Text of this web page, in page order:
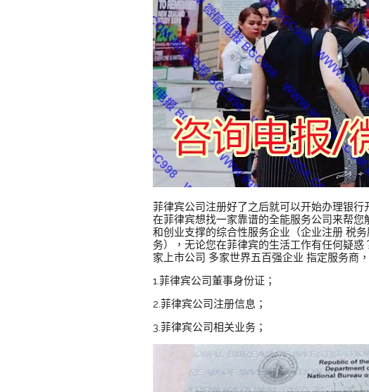
菲律宾公司注册好了之后就可以开始办理银
在菲律宾想找一家靠谱的全能服务公司来帮
和创业支撑的综合性服务企业（企业注册 税
务），无论您在菲律宾的生活工作有任何疑
家上市公司 多家世界五百强企业 指定服务商
1.菲律宾公司董事身份证；
2.菲律宾公司注册信息；
3.菲律宾公司相关业务；